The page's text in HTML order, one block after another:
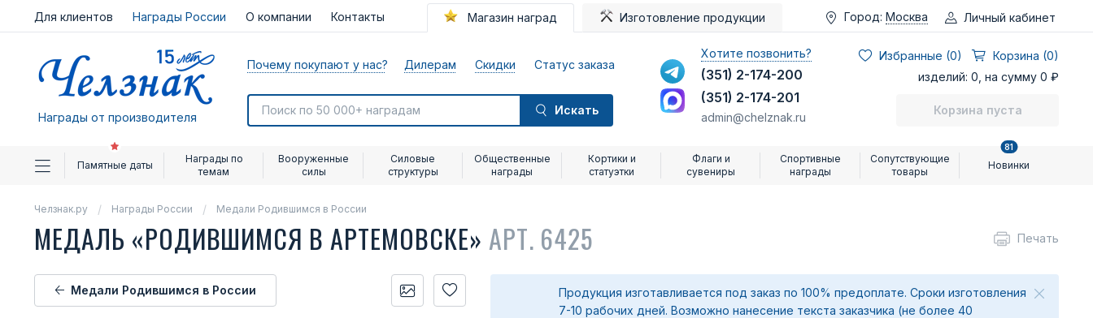
Для клиентов Награды России О компании Контакты Магазин наград Изготовление продукции Город: Москва Личный кабинет
Награды от производителя
Почему покупают у нас? Дилерам Скидки Статус заказа
Искать
Хотите позвонить?
(351) 2-174-200
(351) 2-174-201
admin@chelznak.ru
Избранные (0)
Корзина (0)
изделий: 0, на сумму 0 ₽
Корзина пуста
Памятные даты
Награды по
темам
Вооруженные
силы
Силовые
структуры
Общественные
награды
Кортики и
статуэтки
Флаги и
сувениры
Спортивные
награды
Сопутствующие
товары
Новинки
81
Челзнак.ру Награды России Медали Родившимся в России
МЕДАЛЬ «РОДИВШИМСЯ В АРТЕМОВСКЕ» АРТ. 6425 Печать
Медали Родившимся в России
Продукция изготавливается под заказ по 100% предоплате. Сроки изготовления
7-10 рабочих дней. Возможно нанесение текста заказчика (не более 40